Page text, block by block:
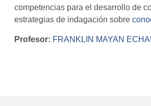
competencias para el desarrollo de
estrategias de indagación sobre
Profesor: FRANKLIN MAYAN